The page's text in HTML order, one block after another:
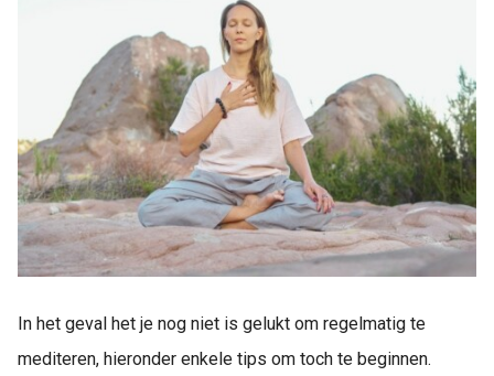
In het geval het je nog niet is gelukt om regelmatig te
mediteren, hieronder enkele tips om toch te beginnen.